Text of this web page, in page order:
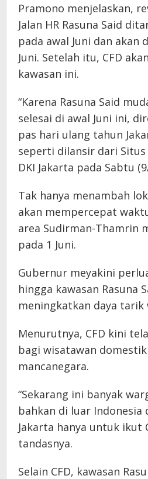
Pramono menjelaskan,
Jalan HR Rasuna Said
pada awal Juni dan akan
Juni. Setelah itu, CFD
kawasan ini.
“Karena Rasuna Said
selesai di awal Juni ini,
pas hari ulang tahun
seperti dilansir dari Situs
DKI Jakarta pada Sabtu
Tak hanya menambah
akan mempercepat
area Sudirman-Thamrin
pada 1 Juni.
Gubernur meyakini
hingga kawasan Rasuna
meningkatkan daya tarik
Menurutnya, CFD kini
bagi wisatawan
mancanegara.
“Sekarang ini banyak
bahkan di luar Indonesia
Jakarta hanya untuk ikut
tandasnya.
Selain CFD, kawasan